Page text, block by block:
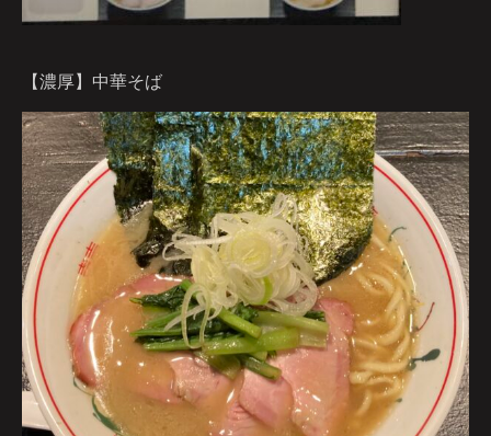
【濃厚】中華そば